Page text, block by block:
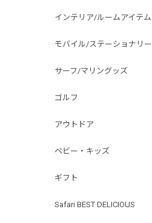
インテリア/ルームアイテム
モバイル/ステーショナリー
サーフ/マリングッズ
ゴルフ
アウトドア
ベビー・キッズ
ギフト
Safari BEST DELICIOUS